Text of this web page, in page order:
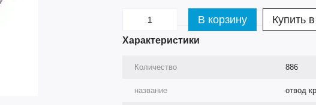
В корзину Купить
Характеристики
Количество 886
название отвод